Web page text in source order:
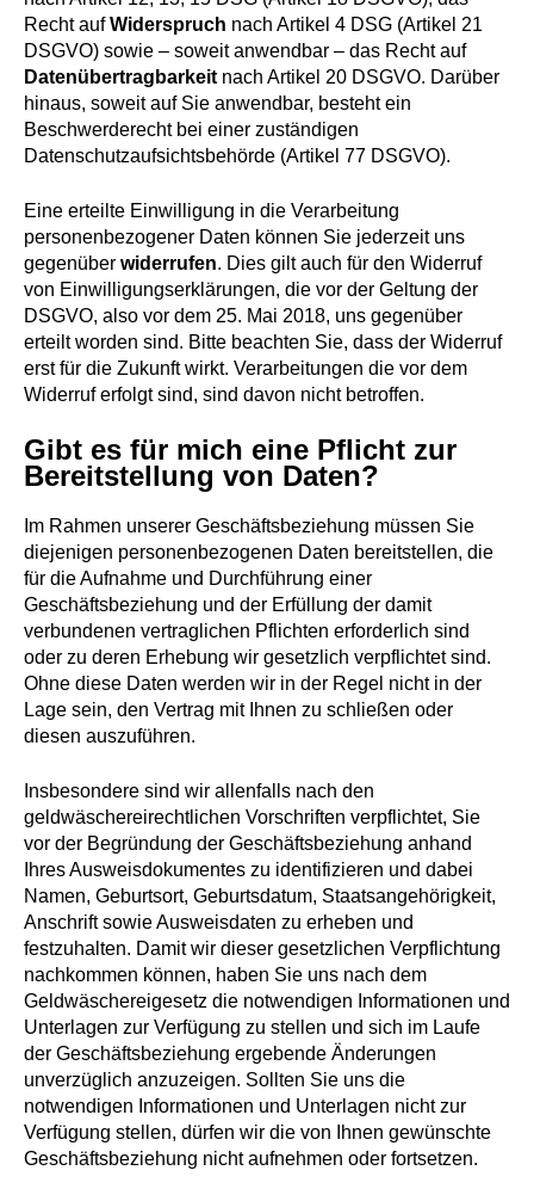
Recht aufWiderspruch nach Artikel 4 DSG (Artikel 21
DSGVO) sowie – soweit anwendbar – das Recht auf
Datenübertragbarkeit nach Artikel 20 DSGVO. Darüber
hinaus, soweit auf Sie anwendbar, besteht ein
Beschwerderecht bei einer zuständigen
Datenschutzaufsichtsbehörde (Artikel 77 DSGVO).
Eine erteilte Einwilligung in die Verarbeitung
personenbezogener Daten können Sie jederzeit uns
gegenüber widerrufen. Dies gilt auch für den Widerruf
von Einwilligungserklärungen, die vor der Geltung der
DSGVO, also vor dem 25. Mai 2018, uns gegenüber
erteilt worden sind. Bitte beachten Sie, dass der Widerruf
erst für die Zukunft wirkt. Verarbeitungen die vor dem
Widerruf erfolgt sind, sind davon nicht betroffen.
Gibt es für mich eine Pflicht zur
Bereitstellung von Daten?
Im Rahmen unserer Geschäftsbeziehung müssen Sie
diejenigen personenbezogenen Daten bereitstellen, die
für die Aufnahme und Durchführung einer
Geschäftsbeziehung und der Erfüllung der damit
verbundenen vertraglichen Pflichten erforderlich sind
oder zu deren Erhebung wir gesetzlich verpflichtet sind.
Ohne diese Daten werden wir in der Regel nicht in der
Lage sein, den Vertrag mit Ihnen zu schließen oder
diesen auszuführen.
Insbesondere sind wir allenfalls nach den
geldwäschereirechtlichen Vorschriften verpflichtet, Sie
vor der Begründung der Geschäftsbeziehung anhand
Ihres Ausweisdokumentes zu identifizieren und dabei
Namen, Geburtsort, Geburtsdatum, Staatsangehörigkeit,
Anschrift sowie Ausweisdaten zu erheben und
festzuhalten. Damit wir dieser gesetzlichen Verpflichtung
nachkommen können, haben Sie uns nach dem
Geldwäschereigesetz die notwendigen Informationen und
Unterlagen zur Verfügung zu stellen und sich im Laufe
der Geschäftsbeziehung ergebende Änderungen
unverzüglich anzuzeigen. Sollten Sie uns die
notwendigen Informationen und Unterlagen nicht zur
Verfügung stellen, dürfen wir die von Ihnen gewünschte
Geschäftsbeziehung nicht aufnehmen oder fortsetzen.